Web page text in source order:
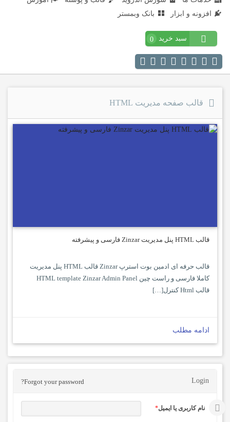
افزونه و ابزار
بانک وبمستر
سبد خرید 0
قالب صفحه مدیریت HTML
قالب HTML پنل مدیریت Zinzar فارسی و پیشرفته
قالب حرفه ای ادمین بوت استرپ Zinzar قالب HTML پنل مدیریت
قالب Html کنترل[…]
ادامه مطلب
Login
Forgot your password?
نام کاربری یا ایمیل*